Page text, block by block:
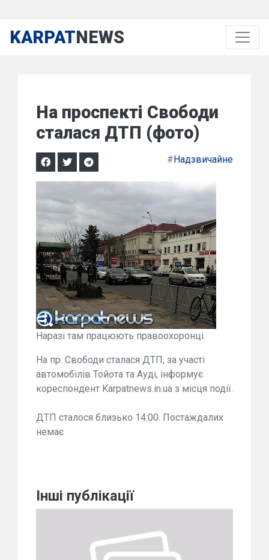
KARPATNEWS
На проспекті Свободи
сталася ДТП (фото)
#Надзвичайне
Наразі там працюють правоохоронці.
На пр. Свободи сталася ДТП, за участі
автомобілів Тойота та Ауді, інформує
кореспондент Karpatnews.in.ua з місця події.
ДТП сталося близько 14:00. Постаждалих
немає
Інші публікації